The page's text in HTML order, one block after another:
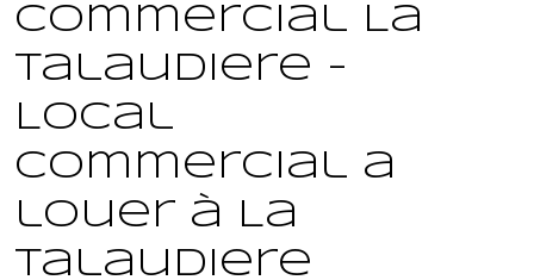
commercial La
Talaudiere -
Local
commercial a
louer à La
Talaudiere